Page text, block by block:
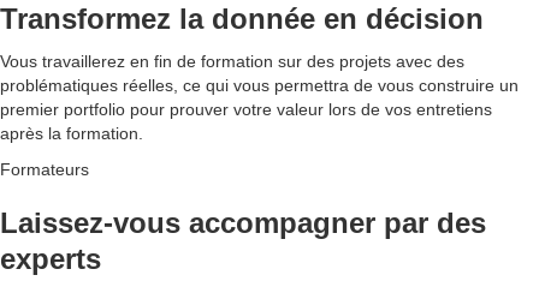
Transformez la donnée en décision
Vous travaillerez en fin de formation sur des projets avec des
problématiques réelles, ce qui vous permettra de vous construire un
premier portfolio pour prouver votre valeur lors de vos entretiens
après la formation.
Formateurs
Laissez-vous accompagner par des
experts